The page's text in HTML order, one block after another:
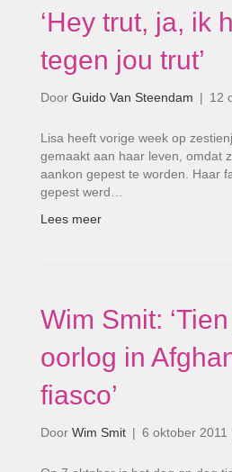
‘Hey trut, ja, ik
tegen jou trut’
Door Guido Van Steendam | 12
Lisa heeft vorige week op
gemaakt aan haar leven, omdat
aankon gepest te worden. Haar
gepest werd…
Lees meer
Wim Smit:
oorlog in
fiasco’
Door Wim Smit | 6 oktober 2011